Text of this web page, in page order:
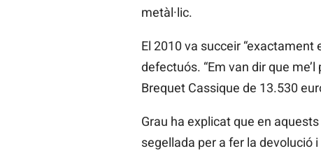
metàl·lic.
El 2010 va succeir “exactament
defectuós. “Em van dir que
Brequet Cassique de 13.530
Grau ha explicat que en
segellada per a fer la devolució